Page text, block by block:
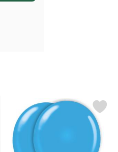
Mørkeblå som favorit
Markér lyseblå Balloner